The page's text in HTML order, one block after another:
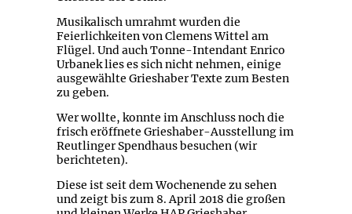
Musikalisch umrahmt wurden die
Feierlichkeiten von Clemens Wittel am
Flügel. Und auch Tonne-Intendant Enrico
Urbanek lies es sich nicht nehmen, einige
ausgewählte Grieshaber Texte zum Besten
zu geben.
Wer wollte, konnte im Anschluss noch die
frisch eröffnete Grieshaber-Ausstellung im
Reutlinger Spendhaus besuchen (wir
berichteten).
Diese ist seit dem Wochenende zu sehen
und zeigt bis zum 8. April 2018 die großen